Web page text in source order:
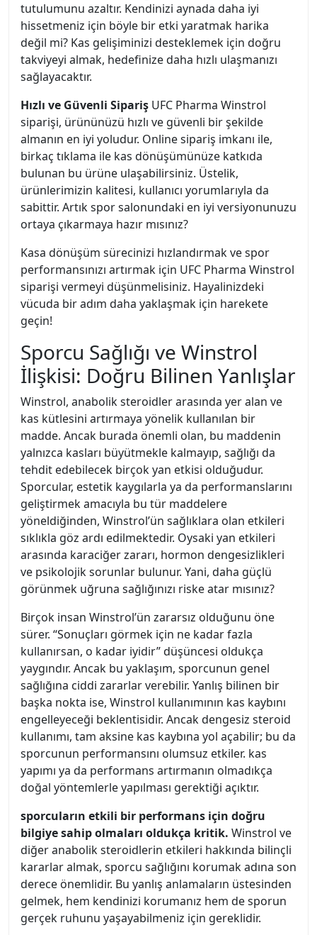
tutulumunu azaltır. Kendinizi aynada daha iyi
hissetmeniz için böyle bir etki yaratmak harika
değil mi? Kas gelişiminizi desteklemek için doğru
takviyeyi almak, hedefinize daha hızlı ulaşmanızı
sağlayacaktır.
Hızlı ve Güvenli Sipariş UFC Pharma Winstrol
siparişi, ürününüzü hızlı ve güvenli bir şekilde
almanın en iyi yoludur. Online sipariş imkanı ile,
birkaç tıklama ile kas dönüşümünüze katkıda
bulunan bu ürüne ulaşabilirsiniz. Üstelik,
ürünlerimizin kalitesi, kullanıcı yorumlarıyla da
sabittir. Artık spor salonundaki en iyi versiyonunuzu
ortaya çıkarmaya hazır mısınız?
Kasa dönüşüm sürecinizi hızlandırmak ve spor
performansınızı artırmak için UFC Pharma Winstrol
siparişi vermeyi düşünmelisiniz. Hayalinizdeki
vücuda bir adım daha yaklaşmak için harekete
geçin!
Sporcu Sağlığı ve Winstrol
İlişkisi: Doğru Bilinen Yanlışlar
Winstrol, anabolik steroidler arasında yer alan ve
kas kütlesini artırmaya yönelik kullanılan bir
madde. Ancak burada önemli olan, bu maddenin
yalnızca kasları büyütmekle kalmayıp, sağlığı da
tehdit edebilecek birçok yan etkisi olduğudur.
Sporcular, estetik kaygılarla ya da performanslarını
geliştirmek amacıyla bu tür maddelere
yöneldiğinden, Winstrol’ün sağlıklara olan etkileri
sıklıkla göz ardı edilmektedir. Oysaki yan etkileri
arasında karaciğer zararı, hormon dengesizlikleri
ve psikolojik sorunlar bulunur. Yani, daha güçlü
görünmek uğruna sağlığınızı riske atar mısınız?
Birçok insan Winstrol’ün zararsız olduğunu öne
sürer. “Sonuçları görmek için ne kadar fazla
kullanırsan, o kadar iyidir” düşüncesi oldukça
yaygındır. Ancak bu yaklaşım, sporcunun genel
sağlığına ciddi zararlar verebilir. Yanlış bilinen bir
başka nokta ise, Winstrol kullanımının kas kaybını
engelleyeceği beklentisidir. Ancak dengesiz steroid
kullanımı, tam aksine kas kaybına yol açabilir; bu da
sporcunun performansını olumsuz etkiler. kas
yapımı ya da performans artırmanın olmadıkça
doğal yöntemlerle yapılması gerektiği açıktır.
sporcuların etkili bir performans için doğru
bilgiye sahip olmaları oldukça kritik. Winstrol ve
diğer anabolik steroidlerin etkileri hakkında bilinçli
kararlar almak, sporcu sağlığını korumak adına son
derece önemlidir. Bu yanlış anlamaların üstesinden
gelmek, hem kendinizi korumanız hem de sporun
gerçek ruhunu yaşayabilmeniz için gereklidir.